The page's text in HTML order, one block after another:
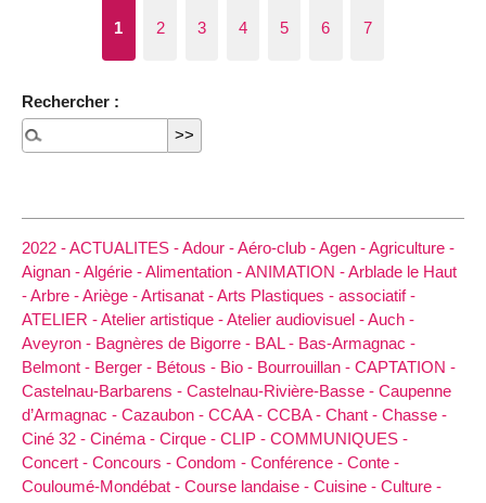
1 2 3 4 5 6 7
Rechercher :
2022 -ACTUALITES -Adour -Aéro-club -Agen -Agriculture -
Aignan -Algérie -Alimentation -ANIMATION -Arblade le Haut
-Arbre -Ariège -Artisanat -Arts Plastiques - associatif -
ATELIER -Atelier artistique -Atelier audiovisuel -Auch -
Aveyron - Bagnères de Bigorre - BAL - Bas-Armagnac -
Belmont - Berger - Bétous - Bio - Bourrouillan - CAPTATION -
Castelnau-Barbarens - Castelnau-Rivière-Basse - Caupenne
d’Armagnac - Cazaubon - CCAA - CCBA - Chant - Chasse -
Ciné 32 - Cinéma - Cirque - CLIP - COMMUNIQUES -
Concert - Concours - Condom - Conférence - Conte -
Couloumé-Mondébat - Course landaise - Cuisine - Culture -